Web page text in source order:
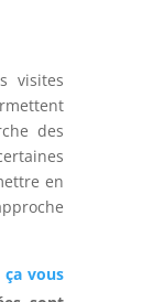
visites
des
en
ça vous